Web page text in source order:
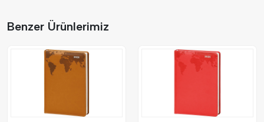
Benzer Ürünlerimiz